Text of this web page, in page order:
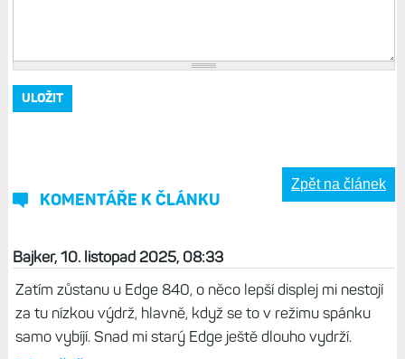
KOMENTÁŘE K ČLÁNKU
Zpět na článek
Bajker, 10. listopad 2025, 08:33
Zatím zůstanu u Edge 840, o něco lepší displej mi nestojí
za tu nízkou výdrž, hlavně, když se to v režimu spánku
samo vybíjí. Snad mi starý Edge ještě dlouho vydrží.